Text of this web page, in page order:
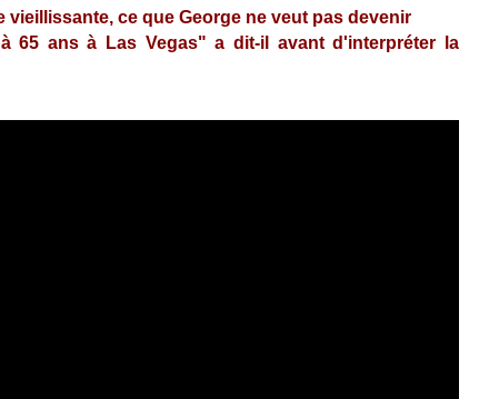
ce que George ne veut pas devenir
65 ans à Las Vegas" a dit-il avant d'interpréter la